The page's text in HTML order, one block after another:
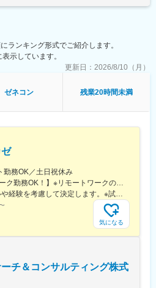
ご説明いたします）
意見がスピード感を持って反映される会
、給与にも反映されやすい会社！「こ
ことがない」という社員がいるほど正
斐を感じやすいです。
効率化！土日の休日出勤はありませ
れており、「残業せずに早く帰ろ
安心して働けます。
ープンハウスグループの中核企業の一つ
ープンハウス・アーキテクトは、「木
2016年から「ゼネコン事業」を展開し
ます。月給(月額)は固定手当を含めた表記
ランキング形式でご紹介します。
示しています。
更新日： 2026/8/10（月）
ゼネコン 残業20時間未満
勤務OK／土日祝休み
【フルリモート・在宅ワーク勤務OK！】※リモートワークの場合も、年に数回出社を依頼する可能性があります。＜東京営業所＞東京都新宿区西新宿7-7-26 3階［最寄り駅］各線「新宿駅」徒歩8分JR「大久保駅」徒歩4分＜支店＞茨城県日立市大みか町［最寄り駅］JR「大甕駅」徒歩8分
月給240,000円～※スキルや経験を考慮して決定します。※試用期間中(3か月)の給与条件は変わりません。
気になる
チ＆コンサルティング株式